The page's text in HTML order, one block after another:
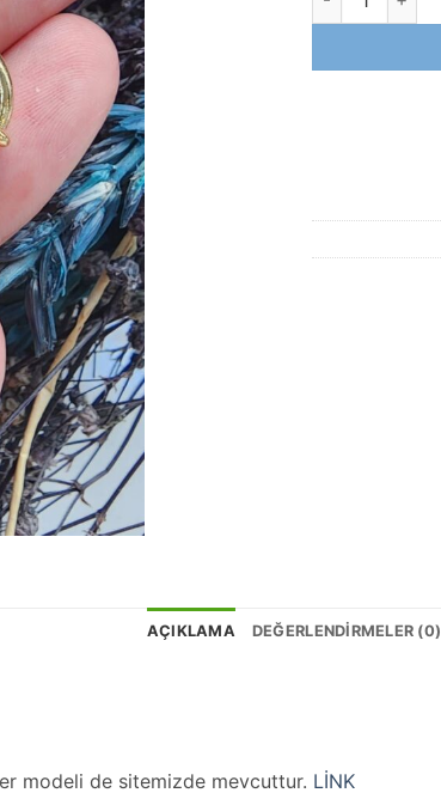
AÇIKLAMA DEĞERLENDIRMELER (0)
modeli de sitemizde mevcuttur. LİNK